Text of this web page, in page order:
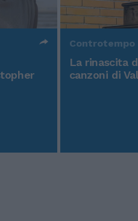
Controtempo
La rinascita
canzoni di